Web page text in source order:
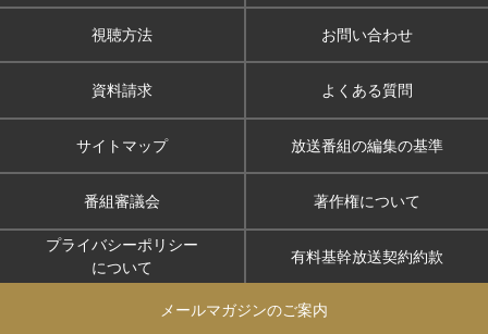
視聴方法 お問い合わせ
資料請求 よくある質問
サイトマップ 放送番組の編集の基準
番組審議会 著作権について
プライバシーポリシー
について
有料基幹放送契約約款
メールマガジンのご案内